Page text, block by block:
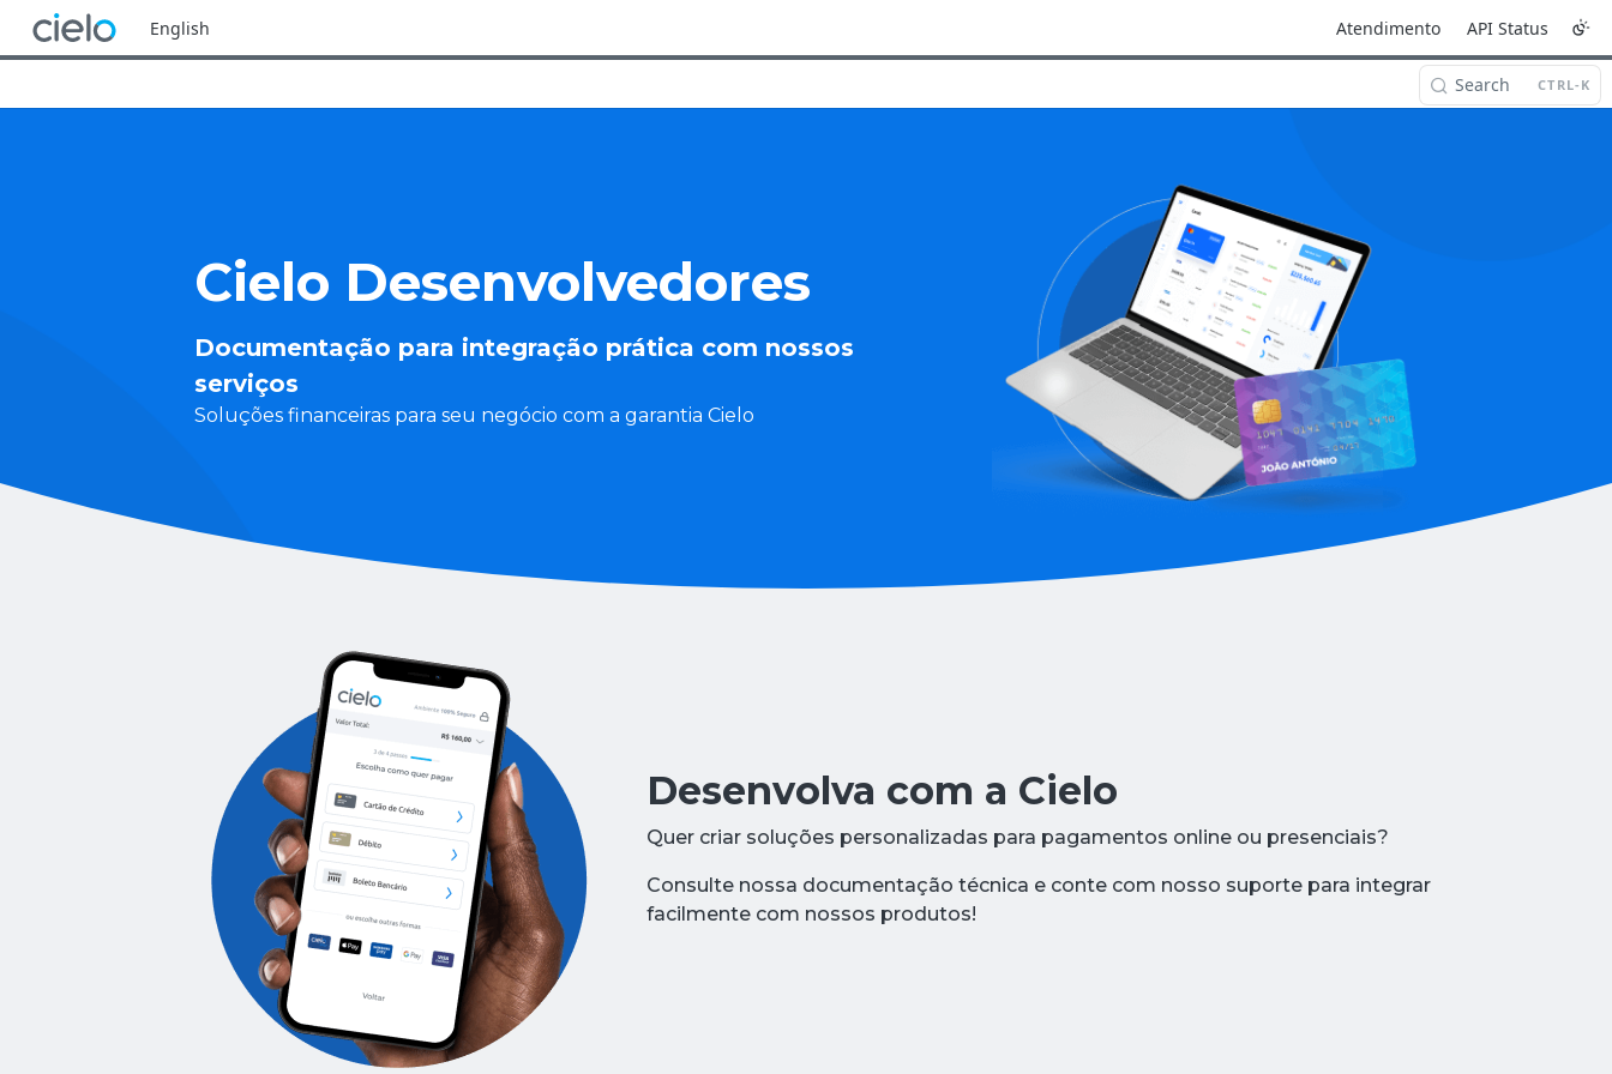
English Atendimento API Status
Search CTRL-K
Cielo Desenvolvedores
Documentação para integração prática com nossos
serviços
Soluções financeiras para seu negócio com a garantia Cielo
Desenvolva com a Cielo
Quer criar soluções personalizadas para pagamentos online ou presenciais?
Consulte nossa documentação técnica e conte com nosso suporte para integrar
facilmente com nossos produtos!​